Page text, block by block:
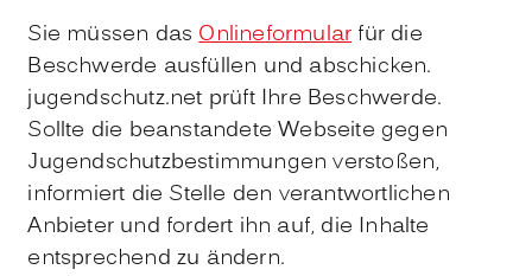
Sie müssen dasOnlineformularfür die
Beschwerde ausfüllen und abschicken.
jugendschutz.net prüft Ihre Beschwerde.
Sollte die beanstandete Webseite gegen
Jugendschutzbestimmungen verstoßen,
informiert die Stelle den verantwortlichen
Anbieter und fordert ihn auf, die Inhalte
entsprechend zu ändern.